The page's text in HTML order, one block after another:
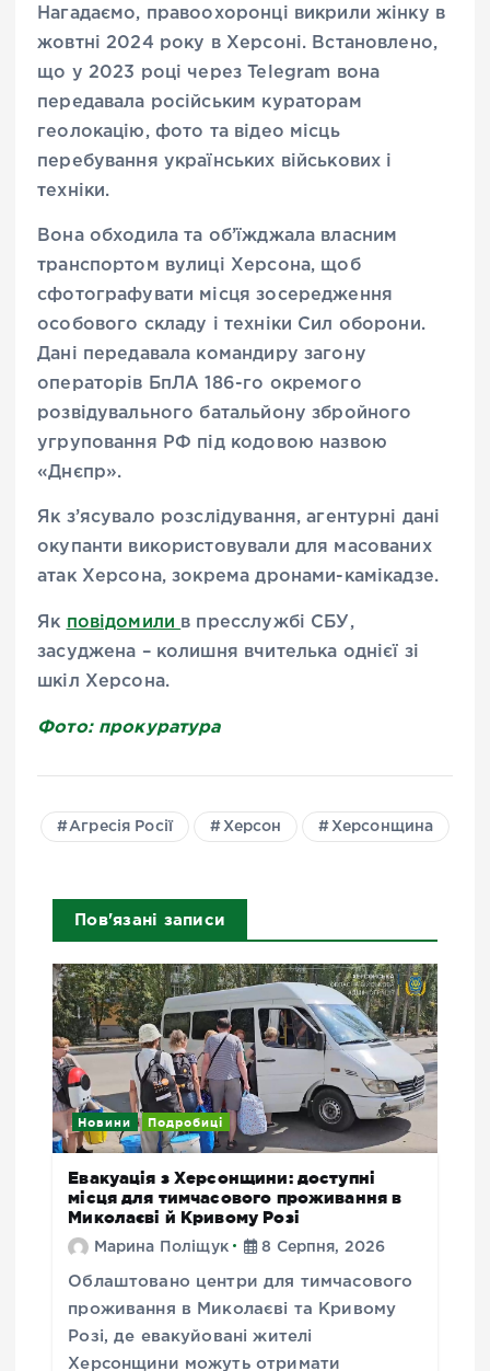
Нагадаємо, правоохоронці викрили жінку в
жовтні 2024 року в Херсоні. Встановлено,
що у 2023 році через Telegram вона
передавала російським кураторам
геолокацію, фото та відео місць
перебування українських військових і
техніки.
Вона обходила та об’їжджала власним
транспортом вулиці Херсона, щоб
сфотографувати місця зосередження
особового складу і техніки Сил оборони.
Дані передавала командиру загону
операторів БпЛА 186-го окремого
розвідувального батальйону збройного
угруповання РФ під кодовою назвою
«Днєпр».
Як з’ясувало розслідування, агентурні дані
окупанти використовували для масованих
атак Херсона, зокрема дронами-камікадзе.
Як повідомили в пресслужбі СБУ,
засуджена – колишня вчителька однієї зі
шкіл Херсона.
Фото: прокуратура
Агресія Росії Херсон Херсонщина
Пов'язані записи
Новини Подробиці
Евакуація з Херсонщини: доступні
місця для тимчасового проживання в
Миколаєві й Кривому Розі
Марина Поліщук 8 Серпня, 2026
Облаштовано центри для тимчасового
проживання в Миколаєві та Кривому
Розі, де евакуйовані жителі
Херсонщини можуть отримати